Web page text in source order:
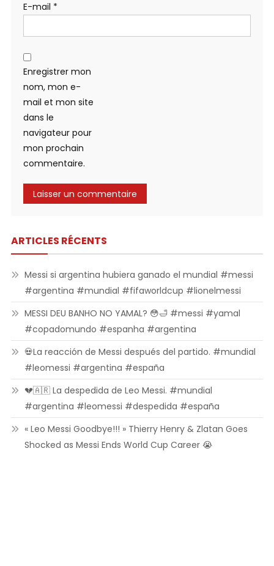
E-mail *
Enregistrer mon
nom, mon e-
mail et mon site
dans le
navigateur pour
mon prochain
commentaire.
ARTICLES RÉCENTS
Messi si argentina hubiera ganado el mundial #messi
#argentina #mundial #fifaworldcup #lionelmessi
MESSI DEU BANHO NO YAMAL? 😳🛁 #messi #yamal
#copadomundo #espanha #argentina
💀La reacción de Messi después del partido. #mundial
#leomessi #argentina #españa
💔🇦🇷 La despedida de Leo Messi. #mundial
#argentina #leomessi #despedida #españa
« Leo Messi Goodbye!!! » Thierry Henry & Zlatan Goes
Shocked as Messi Ends World Cup Career 😭